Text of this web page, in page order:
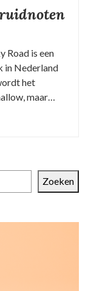
Road is een
in Nederland
het
maar…
Zoeken